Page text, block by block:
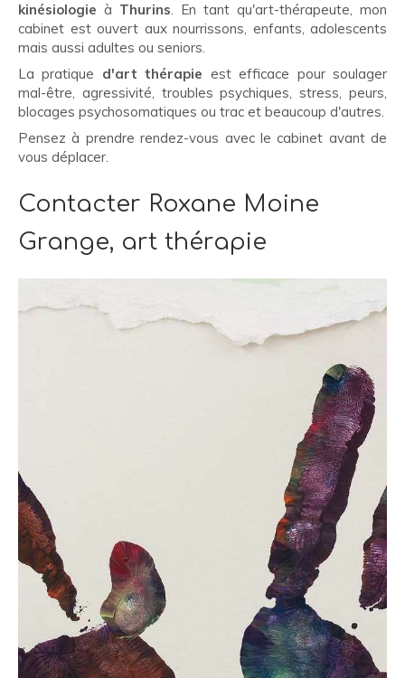
kinésiologie à Thurins. En tant qu'art-thérapeute, mon
cabinet est ouvert aux nourrissons, enfants, adolescents
mais aussi adultes ou seniors.
La pratique d'art thérapie est efficace pour soulager
mal-être, agressivité, troubles psychiques, stress, peurs,
blocages psychosomatiques ou trac et beaucoup d'autres.
Pensez à prendre rendez-vous avec le cabinet avant de
vous déplacer.
Contacter Roxane Moine
Grange, art thérapie